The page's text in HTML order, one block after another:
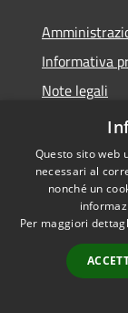
Informativa
Note legali
Accessibilità
Questo sito web
necessari al
nonché un
Per maggiori